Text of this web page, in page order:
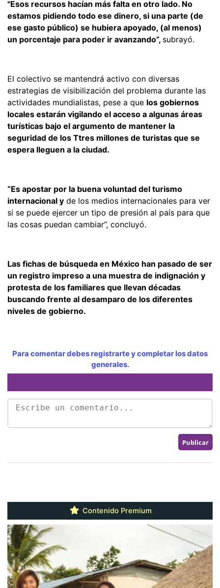
"Esos recursos hacían más falta en otro lado. No
estamos pidiendo todo ese dinero, si una parte (de
ese gasto público) se hubiera apoyado, (al menos)
un porcentaje para poder ir avanzando”, subrayó.
El colectivo se mantendrá activo con diversas
estrategias de visibilización del problema durante las
actividades mundialistas, pese a que los gobiernos
locales estarán vigilando el acceso a algunas áreas
turísticas bajo el argumento de mantener la
seguridad de los Ttres millones de turistas que se
espera lleguen a la ciudad.
“Es apostar por la buena voluntad del turismo
internacional y de los medios internacionales para ver
si se puede ejercer un tipo de presión al país para que
las cosas puedan cambiar”, concluyó.
Las fichas de búsqueda en México han pasado de ser
un registro impreso a una muestra de indignación y
protesta de los familiares que llevan décadas
buscando frente al desamparo de los diferentes
niveles de gobierno.
Para comentar debes registrarte y completar los datos
generales.
Contenido Premium